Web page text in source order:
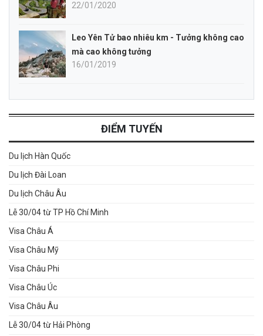
22/01/2020
Leo Yên Tử bao nhiêu km - Tưởng không cao
mà cao không tưởng
16/01/2019
ĐIỂM TUYẾN
Du lịch Hàn Quốc
Du lịch Đài Loan
Du lịch Châu Âu
Lễ 30/04 từ TP Hồ Chí Minh
Visa Châu Á
Visa Châu Mỹ
Visa Châu Phi
Visa Châu Úc
Visa Châu Âu
Lễ 30/04 từ Hải Phòng